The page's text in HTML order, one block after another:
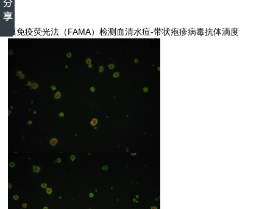
膜免疫荧光法（FAMA）检测血清水痘-带状疱疹病毒抗体滴度